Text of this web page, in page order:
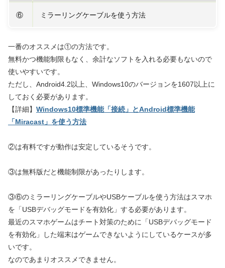
⑥ ミラーリングケーブルを使う方法
一番のオススメは①の方法です。
無料かつ機能制限もなく、余計なソフトを入れる必要もないので
使いやすいです。
ただし、Android4.2以上、Windows10のバージョンを1607以上に
しておく必要があります。
【詳細】 Windows10標準機能「接続」とAndroid標準機能
「Miracast」を使う方法
②は有料ですが動作は安定しているそうです。
③は無料版だと機能制限があったりします。
③⑥のミラーリングケーブルやUSBケーブルを使う方法はスマホ
を「USBデバッグモードを有効化」する必要があります。
最近のスマホゲームはチート対策のために「USBデバッグモード
を有効化」した端末はゲームできないようにしているケースが多
いです。
なのであまりオススメできません。